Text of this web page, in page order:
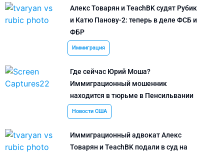
Алекс Товарян и TeachBK судят Рубик
и Катю Панову-2: теперь в деле ФСБ и
ФБР
Иммиграция
Где сейчас Юрий Моша?
Иммиграционный мошенник
находится в тюрьме в Пенсильвании
Новости США
Иммиграционный адвокат Алекс
Товарян и TeachBK подали в суд на